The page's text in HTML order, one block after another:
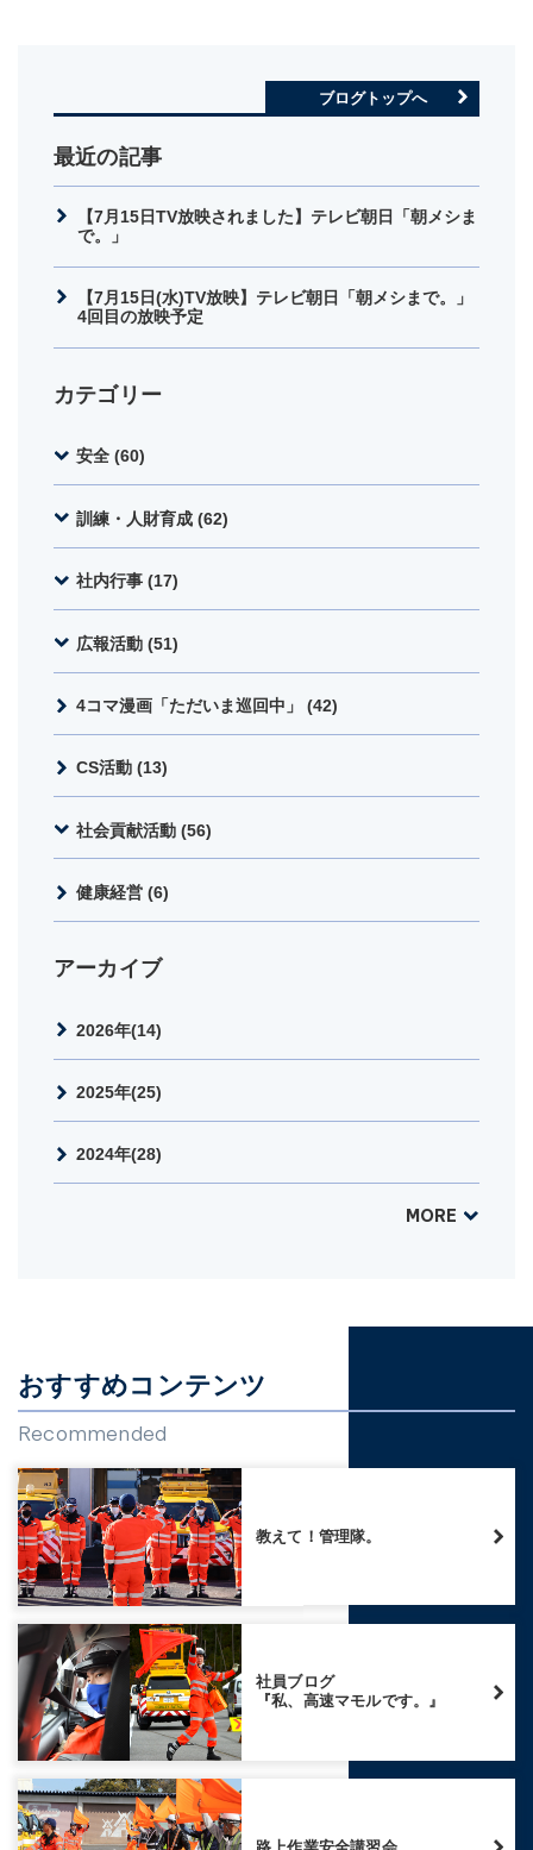
ブログトップへ
最近の記事
【7月15日TV放映されました】テレビ朝日「朝メシま
で。」
【7月15日(水)TV放映】テレビ朝日「朝メシまで。」
4回目の放映予定
カテゴリー
安全 (60)
訓練・人財育成 (62)
社内行事 (17)
広報活動 (51)
4コマ漫画「ただいま巡回中」 (42)
CS活動 (13)
社会貢献活動 (56)
健康経営 (6)
アーカイブ
2026年(14)
2025年(25)
2024年(28)
MORE
おすすめコンテンツ
Recommended
教えて！管理隊。
社員ブログ
『私、高速マモルです。』